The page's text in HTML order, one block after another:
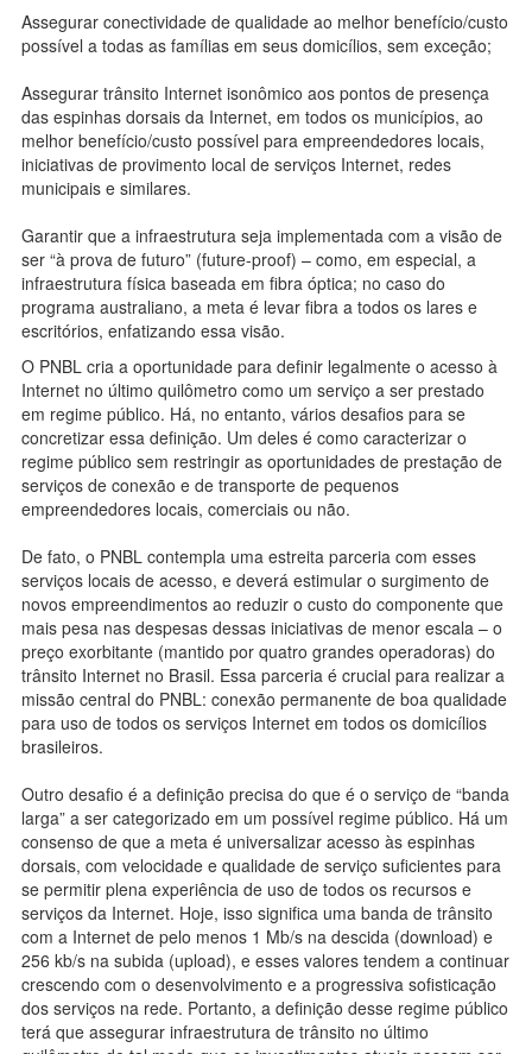
Assegurar conectividade de qualidade ao melhor benefício/custo
possível a todas as famílias em seus domicílios, sem exceção;
Assegurar trânsito Internet isonômico aos pontos de presença
das espinhas dorsais da Internet, em todos os municípios, ao
melhor benefício/custo possível para empreendedores locais,
iniciativas de provimento local de serviços Internet, redes
municipais e similares.
Garantir que a infraestrutura seja implementada com a visão de
ser “à prova de futuro” (future-proof) – como, em especial, a
infraestrutura física baseada em fibra óptica; no caso do
programa australiano, a meta é levar fibra a todos os lares e
escritórios, enfatizando essa visão.
O PNBL cria a oportunidade para definir legalmente o acesso à
Internet no último quilômetro como um serviço a ser prestado
em regime público. Há, no entanto, vários desafios para se
concretizar essa definição. Um deles é como caracterizar o
regime público sem restringir as oportunidades de prestação de
serviços de conexão e de transporte de pequenos
empreendedores locais, comerciais ou não.
De fato, o PNBL contempla uma estreita parceria com esses
serviços locais de acesso, e deverá estimular o surgimento de
novos empreendimentos ao reduzir o custo do componente que
mais pesa nas despesas dessas iniciativas de menor escala – o
preço exorbitante (mantido por quatro grandes operadoras) do
trânsito Internet no Brasil. Essa parceria é crucial para realizar a
missão central do PNBL: conexão permanente de boa qualidade
para uso de todos os serviços Internet em todos os domicílios
brasileiros.
Outro desafio é a definição precisa do que é o serviço de “banda
larga” a ser categorizado em um possível regime público. Há um
consenso de que a meta é universalizar acesso às espinhas
dorsais, com velocidade e qualidade de serviço suficientes para
se permitir plena experiência de uso de todos os recursos e
serviços da Internet. Hoje, isso significa uma banda de trânsito
com a Internet de pelo menos 1 Mb/s na descida (download) e
256 kb/s na subida (upload), e esses valores tendem a continuar
crescendo com o desenvolvimento e a progressiva sofisticação
dos serviços na rede. Portanto, a definição desse regime público
terá que assegurar infraestrutura de trânsito no último